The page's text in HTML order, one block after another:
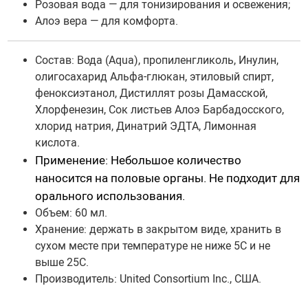
Гидропомпы Bathmate
Помпа для клитора и вагины
Помпы для груди и сосков женские
Экстендеры
Насадки для помп
Насадки, кольца
Кольца и насадки с вибрацией
Насадки-удлинители
Насадки для двойного проникновения
Розовая вода — для тонизирования и освежения;
Алоэ вера — для комфорта.
Состав: Вода (Aqua), пропиленгликоль, Инулин,
олигосахарид Альфа-глюкан, этиловый спирт,
феноксиэтанол, Дистиллят розы Дамасской,
Хлорфенезин, Сок листьев Алоэ Барбадосского,
хлорид натрия, Динатрий ЭДТА, Лимонная
кислота.
Применение: Небольшое количество
наносится на половые органы. Не подходит для
орального использования.
Объем: 60 мл.
Хранение: держать в закрытом виде, хранить в
сухом месте при температуре не ниже 5С и не
выше 25С.
Производитель: United Consortium Inc., США.